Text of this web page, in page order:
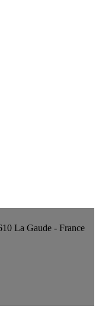
La Gaude - France